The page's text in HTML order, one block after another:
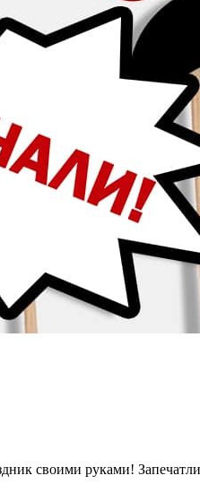
своими руками!